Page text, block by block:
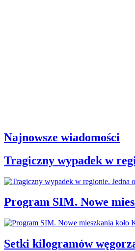
Najnowsze wiadomości
Tragiczny wypadek w
Program SIM. Nowe
Setki kilogramów